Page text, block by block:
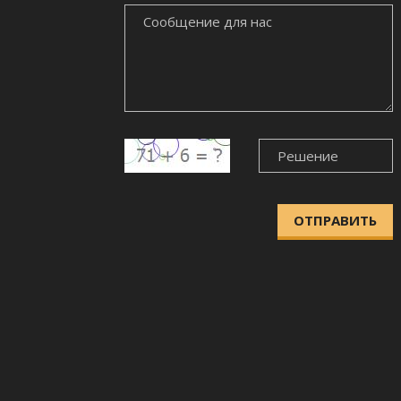
СООБЩЕНИЕ
ДЛЯ
ОТПРАВИТЬ